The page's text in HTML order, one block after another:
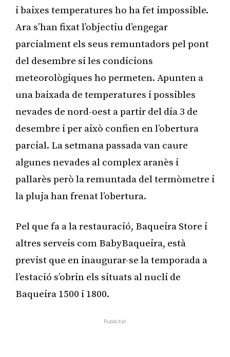
i baixes temperatures ho ha fet impossible.
Ara s’han fixat l’objectiu d’engegar
parcialment els seus remuntadors pel pont
del desembre si les condicions
meteorològiques ho permeten. Apunten a
una baixada de temperatures i possibles
nevades de nord-oest a partir del dia 3 de
desembre i per això confien en l’obertura
parcial. La setmana passada van caure
algunes nevades al complex aranès i
pallarès però la remuntada del termòmetre i
la pluja han frenat l’obertura.
Pel que fa a la restauració, Baqueira Store i
altres serveis com BabyBaqueira, està
previst que en inaugurar-se la temporada a
l’estació s’obrin els situats al nucli de
Baqueira 1500 i 1800.
Publicitat